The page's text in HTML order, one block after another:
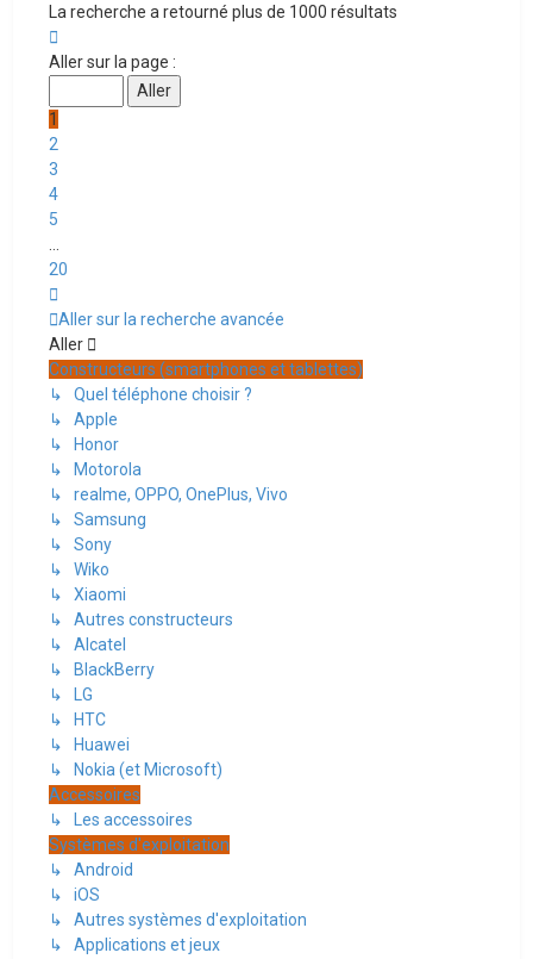
La recherche a retourné plus de 1000 résultats
1
20
Aller sur la page :
1
2
3
4
5
20
Aller sur la recherche avancée
Aller
Constructeurs (smartphones et tablettes)
↳ Quel téléphone choisir ?
↳ Apple
↳ Honor
↳ Motorola
↳ realme, OPPO, OnePlus, Vivo
↳ Samsung
↳ Sony
↳ Wiko
↳ Xiaomi
↳ Autres constructeurs
↳ Alcatel
↳ BlackBerry
↳ LG
↳ HTC
↳ Huawei
↳ Nokia (et Microsoft)
Accessoires
↳ Les accessoires
Systèmes d'exploitation
↳ Android
↳ iOS
↳ Autres systèmes d'exploitation
↳ Applications et jeux